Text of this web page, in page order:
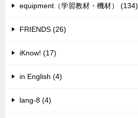
equipment（学習教材・機材） (134)
FRIENDS (26)
iKnow! (17)
in English (4)
lang-8 (4)